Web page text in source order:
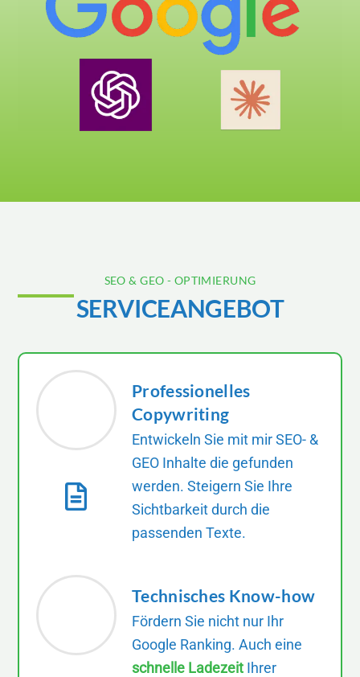
SEO & GEO - OPTIMIERUNG
SERVICEANGEBOT
Professionelles
Copywriting
Entwickeln Sie mit mir SEO- &
GEO Inhalte die gefunden
werden. Steigern Sie Ihre
Sichtbarkeit durch die
passenden Texte.
Technisches Know-how
Fördern Sie nicht nur Ihr
Google Ranking. Auch eine
schnelle LadezeitIhrer